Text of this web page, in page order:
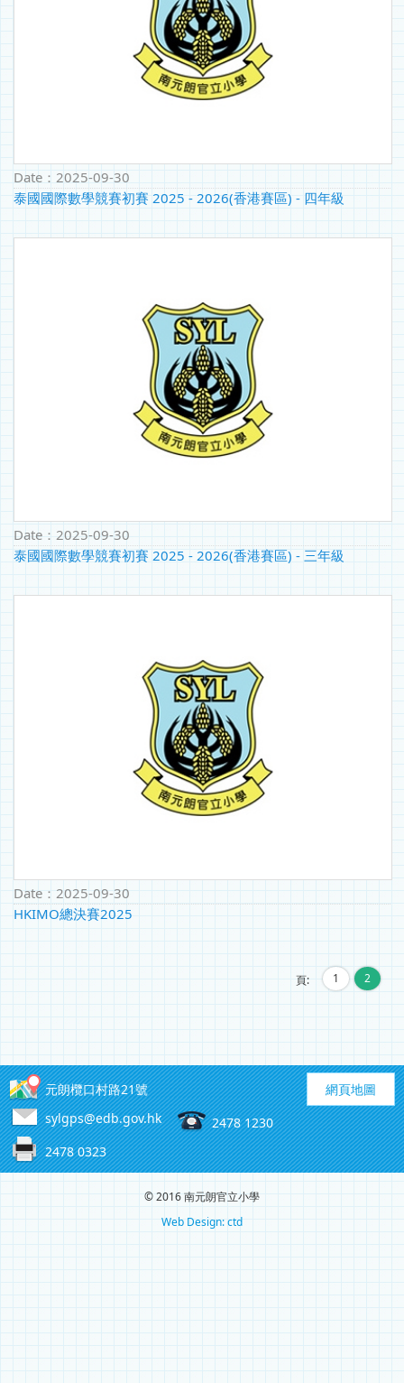
Date： 2025-09-30
泰國國際數學競賽初賽 2025 - 2026(香港賽區) - 四年級
Date： 2025-09-30
泰國國際數學競賽初賽 2025 - 2026(香港賽區) - 三年級
Date： 2025-09-30
HKIMO總決賽2025
頁: 1 2
網頁地圖
元朗欖口村路21號
sylgps@edb.gov.hk
2478 1230
2478 0323
© 2016 南元朗官立小學
Web Design: ctd